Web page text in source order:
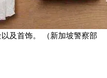
及首饰。 （新加坡警察部